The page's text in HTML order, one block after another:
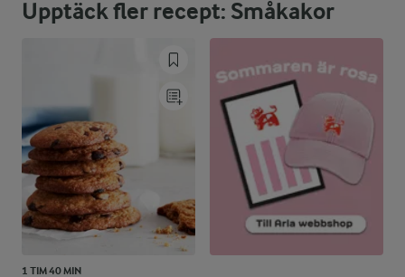
Fett:
54,1 %
3,4 g
Upptäck fler recept: Småkakor
1 TIM 40 MIN